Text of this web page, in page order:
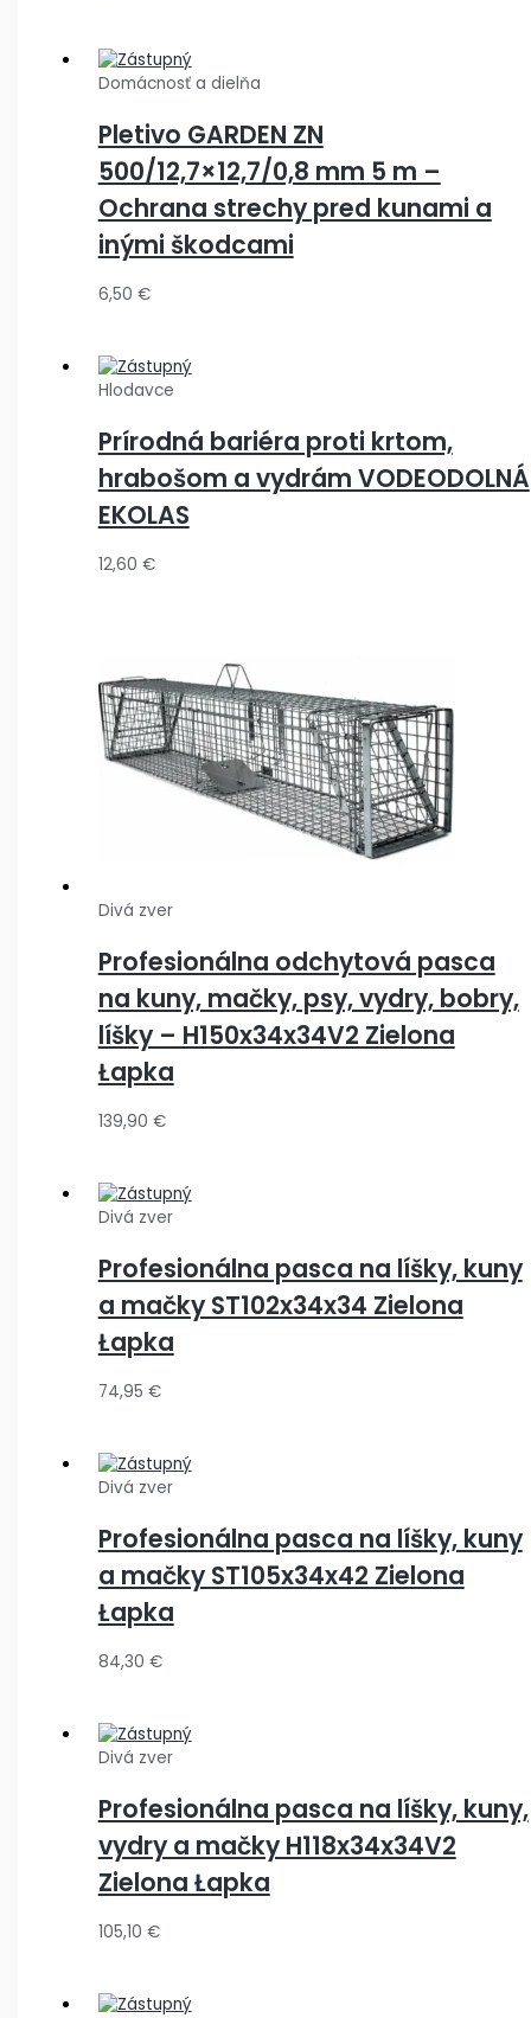
Domácnosť a dielňa
Pletivo GARDEN ZN
500/12,7×12,7/0,8 mm 5 m –
Ochrana strechy pred kunami a
inými škodcami
6,50 €
Hlodavce
Prírodná bariéra proti krtom,
hrabošom a vydrám VODEODOLNÁ
EKOLAS
12,60 €
Divá zver
Profesionálna odchytová pasca
na kuny, mačky, psy, vydry, bobry,
líšky – H150x34x34V2 Zielona
Łapka
139,90 €
Divá zver
Profesionálna pasca na líšky, kuny
a mačky ST102x34x34 Zielona
Łapka
74,95 €
Divá zver
Profesionálna pasca na líšky, kuny
a mačky ST105x34x42 Zielona
Łapka
84,30 €
Divá zver
Profesionálna pasca na líšky, kuny,
vydry a mačky H118x34x34V2
Zielona Łapka
105,10 €